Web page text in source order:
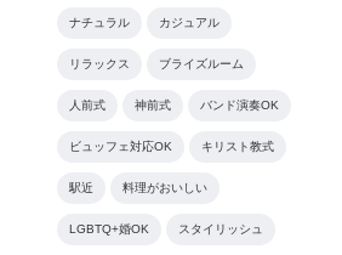
ナチュラル カジュアル
リラックス ブライズルーム
人前式 神前式 バンド演奏OK
ビュッフェ対応OK キリスト教式
駅近 料理がおいしい
LGBTQ+婚OK スタイリッシュ